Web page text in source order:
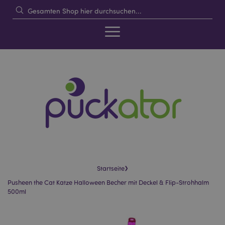
Startseite›
Pusheen the Cat Katze Halloween Becher mit Deckel & Flip-Strohhalm
500ml